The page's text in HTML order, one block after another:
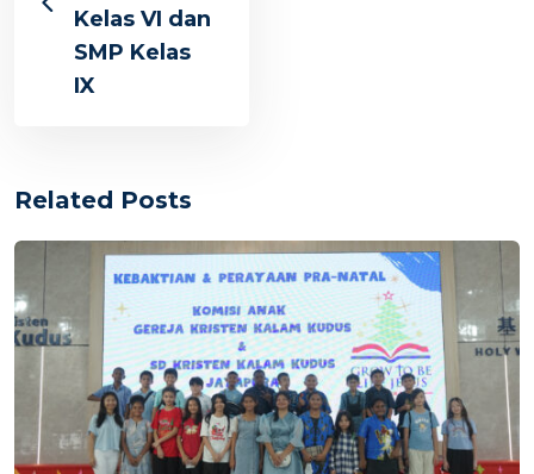
Kelas VI dan
SMP Kelas
IX
Related Posts